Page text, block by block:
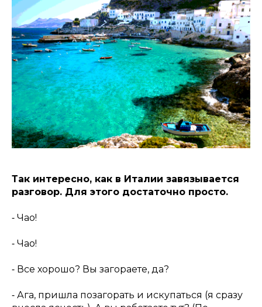
Так интересно, как в Италии завязывается
разговор. Для этого достаточно просто.
⁃ Чао!
⁃ Чао!
⁃ Все хорошо? Вы загораете, да?
⁃ Ага, пришла позагорать и искупаться (я сразу